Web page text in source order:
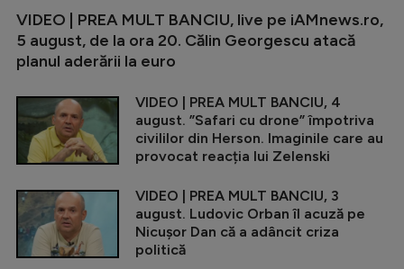
VIDEO | PREA MULT BANCIU, live pe iAMnews.ro,
5 august, de la ora 20. Călin Georgescu atacă
planul aderării la euro
VIDEO | PREA MULT BANCIU, 4
august. ”Safari cu drone” împotriva
civililor din Herson. Imaginile care au
provocat reacția lui Zelenski
VIDEO | PREA MULT BANCIU, 3
august. Ludovic Orban îl acuză pe
Nicușor Dan că a adâncit criza
politică